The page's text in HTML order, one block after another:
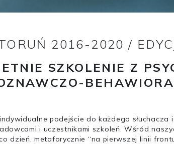
2016-2020 /
SZKOLENIE Z
podejście do każdego
i uczestnikami szkoleń. Wśród
dzień, metaforycznie “na pierwszej linii